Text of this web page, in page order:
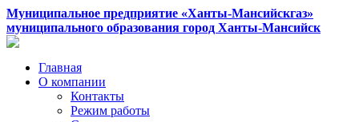
Муниципальное предприятие «Ханты-Мансийскгаз»
муниципального образования город Ханты-Мансийск
Главная
О компании
Контакты
Режим работы